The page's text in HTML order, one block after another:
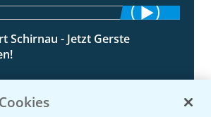
Schirnau - Jetzt Gerste